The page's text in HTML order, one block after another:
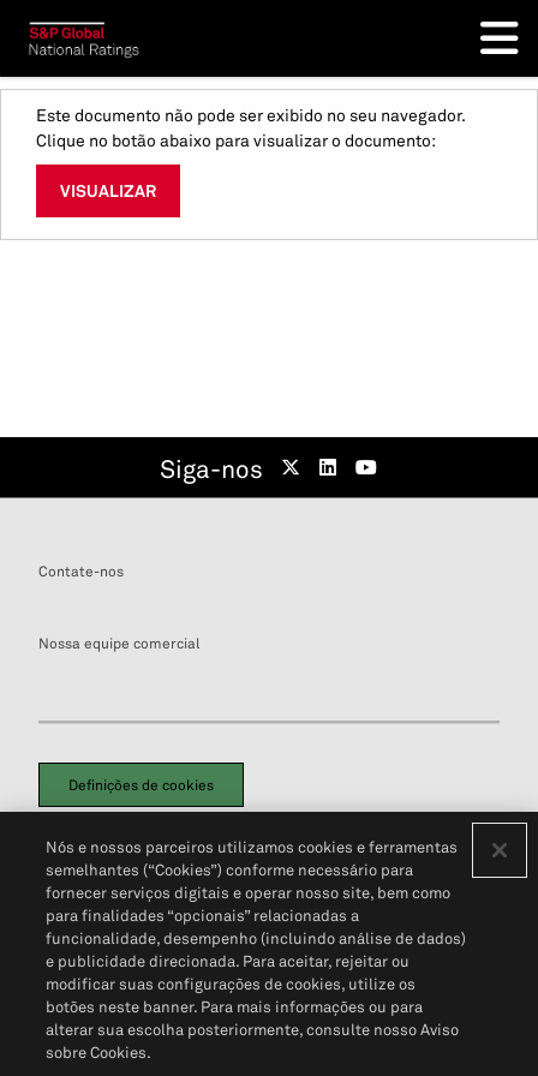
Este documento não pode ser exibido no seu navegador.
Clique no botão abaixo para visualizar o documento:
VISUALIZAR
Siga-nos
Contate-nos
Nossa equipe comercial
Definições de cookies
Política de PrivacidadePortal de privacidade do cliente (em inglês)
Não Venda Minhas Informações Pessoais© 2026 S&P Global
Nós e nossos parceiros utilizamos cookies e ferramentas
semelhantes (“Cookies”) conforme necessário para
fornecer serviços digitais e operar nosso site, bem como
para finalidades “opcionais” relacionadas a
funcionalidade, desempenho (incluindo análise de dados)
e publicidade direcionada. Para aceitar, rejeitar ou
modificar suas configurações de cookies, utilize os
botões neste banner. Para mais informações ou para
alterar sua escolha posteriormente, consulte nosso Aviso
sobre Cookies.